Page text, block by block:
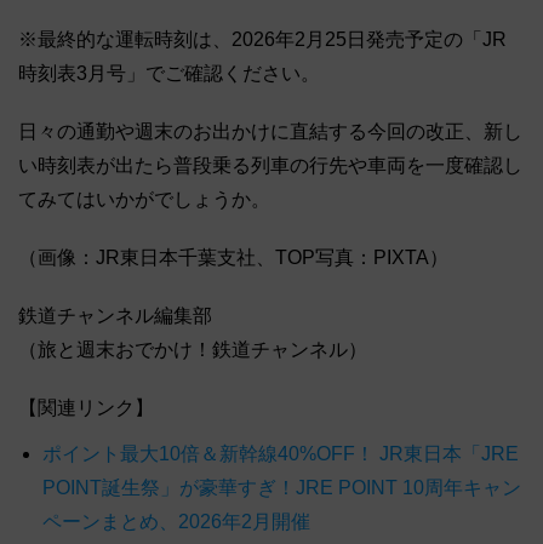
※最終的な運転時刻は、2026年2月25日発売予定の「JR
時刻表3月号」でご確認ください。
日々の通勤や週末のお出かけに直結する今回の改正、新し
い時刻表が出たら普段乗る列車の行先や車両を一度確認し
てみてはいかがでしょうか。
（画像：JR東日本千葉支社、TOP写真：PIXTA）
鉄道チャンネル編集部
（旅と週末おでかけ！鉄道チャンネル）
【関連リンク】
ポイント最大10倍＆新幹線40%OFF！ JR東日本「JRE
POINT誕生祭」が豪華すぎ！JRE POINT 10周年キャン
ペーンまとめ、2026年2月開催